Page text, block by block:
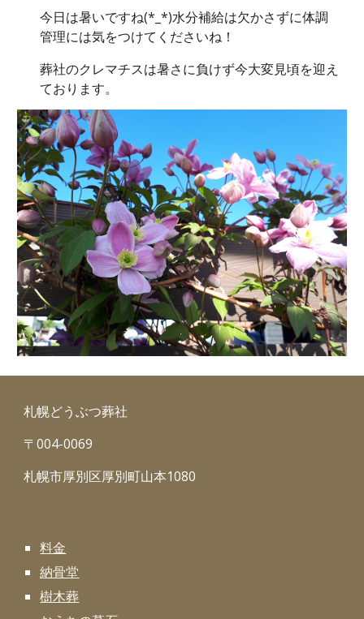
今日は暑いですね(*_*)水分補給は欠かさずに体調
管理には気をつけてくださいね！
葬社のクレマチスは暑さに負けず今大変見頃を迎え
ております。
札幌どうぶつ葬社
〒004-0069
札幌市厚別区厚別町山本1080
料金
納骨堂
樹木葬